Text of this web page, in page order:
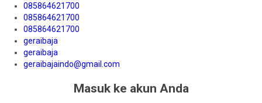
085864621700
085864621700
085864621700
geraibaja
geraibaja
geraibajaindo@gmail.com
Masuk ke akun Anda